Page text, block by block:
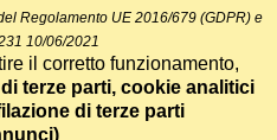
Regolamento UE 2016/679 (GDPR) e
10/06/2021
il corretto funzionamento,
terze parti, cookie analitici
di terze parti
)